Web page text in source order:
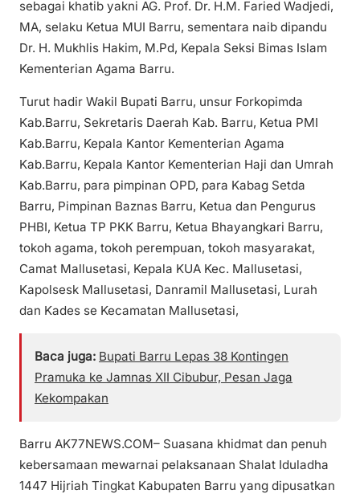
sebagai khatib yakni AG. Prof. Dr. H.M. Faried Wadjedi,
MA, selaku Ketua MUI Barru, sementara naib dipandu
Dr. H. Mukhlis Hakim, M.Pd, Kepala Seksi Bimas Islam
Kementerian Agama Barru.
Turut hadir Wakil Bupati Barru, unsur Forkopimda
Kab.Barru, Sekretaris Daerah Kab. Barru, Ketua PMI
Kab.Barru, Kepala Kantor Kementerian Agama
Kab.Barru, Kepala Kantor Kementerian Haji dan Umrah
Kab.Barru, para pimpinan OPD, para Kabag Setda
Barru, Pimpinan Baznas Barru, Ketua dan Pengurus
PHBI, Ketua TP PKK Barru, Ketua Bhayangkari Barru,
tokoh agama, tokoh perempuan, tokoh masyarakat,
Camat Mallusetasi, Kepala KUA Kec. Mallusetasi,
Kapolsesk Mallusetasi, Danramil Mallusetasi, Lurah
dan Kades se Kecamatan Mallusetasi,
Baca juga: Bupati Barru Lepas 38 Kontingen
Pramuka ke Jamnas XII Cibubur, Pesan Jaga
Kekompakan
Barru AK77NEWS.COM– Suasana khidmat dan penuh
kebersamaan mewarnai pelaksanaan Shalat Iduladha
1447 Hijriah Tingkat Kabupaten Barru yang dipusatkan